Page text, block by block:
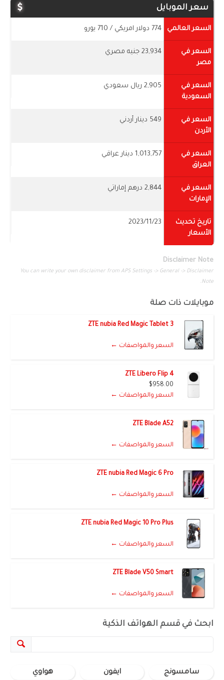
سعر الموبايل
السعر العالمي 774 دولار امريكي / 710 يورو
السعر في
مصر
23,934 جنيه مصري
السعر في
السعودية
2,905 ريال سعودي
السعر في
الأردن
549 دينار أردني
السعر في
العراق
1,013,757 دينار عراقي
السعر في
الإمارات
2,844 درهم إماراتي
تاريخ تحديث
الأسعار
2023/11/23
Disclaimer Note
You can write your own disclaimer from APS Settings -> General -> Disclaimer
Note.
موبايلات ذات صلة
ZTE nubia Red Magic Tablet 3
السعر والمواصفات ←
ZTE Libero Flip 4
$958.00
السعر والمواصفات ←
ZTE Blade A52
السعر والمواصفات ←
ZTE nubia Red Magic 6 Pro
السعر والمواصفات ←
ZTE nubia Red Magic 10 Pro Plus
السعر والمواصفات ←
ZTE Blade V50 Smart
السعر والمواصفات ←
ابحث في قسم الهواتف الذكية
سامسونج ايفون هواوي